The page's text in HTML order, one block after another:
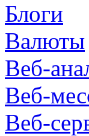
Блоги
Валюты
Веб-
Веб-
Веб-